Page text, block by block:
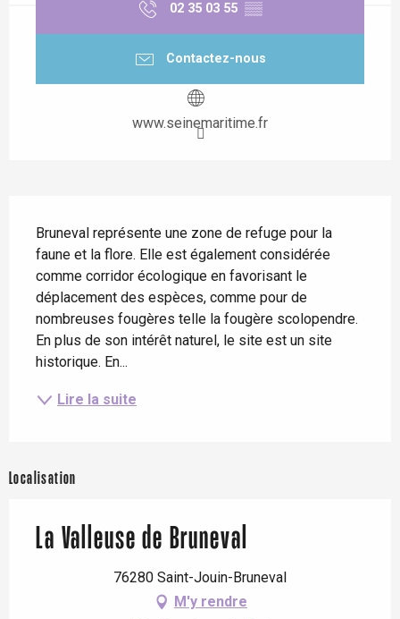
02 35 03 55 ▒▒
Contactez-nous
www.seinemaritime.fr
Bruneval représente une zone de refuge pour la
faune et la flore. Elle est également considérée
comme corridor écologique en favorisant le
déplacement des espèces, comme pour de
nombreuses fougères telle la fougère scolopendre.
En plus de son intérêt naturel, le site est un site
historique. En...
Lire la suite
Localisation
La Valleuse de Bruneval
76280 Saint-Jouin-Bruneval
M'y rendre